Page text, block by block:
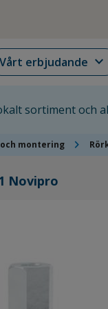
Vårt erbjudande expand_more
sortiment och
montering chevron_right
Novipro